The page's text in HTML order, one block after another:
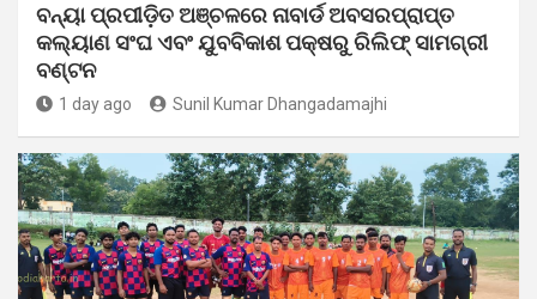
ବନ୍ୟା ପ୍ରପୀଡ଼ିତ ଅଞ୍ଚଳରେ ନାବାର୍ଡ ଅବସରପ୍ରାପ୍ତ
କଲ୍ୟାଣ ସଂଘ ଏବଂ ଯୁବବିକାଶ ପକ୍ଷରୁ ରିଲିଫ୍ ସାମଗ୍ରୀ
ବଣ୍ଟନ
1 day ago Sunil Kumar Dhangadamajhi